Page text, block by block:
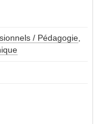
/ Pédagogie,